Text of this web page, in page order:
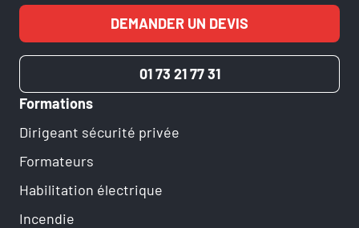
DEMANDER UN DEVIS
01 73 21 77 31
Formations
Dirigeant sécurité privée
Formateurs
Habilitation électrique
Incendie